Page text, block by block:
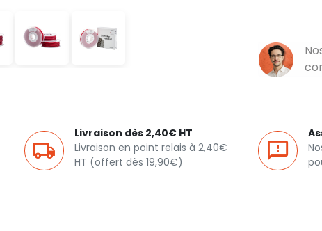
Livraison dès 2,40€ HT
Livraison en point relais à 2,40€
HT (offert dès 19,90€)